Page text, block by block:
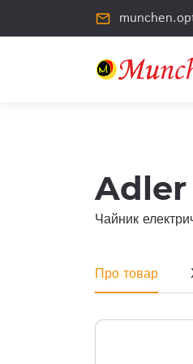
mail_outline
Adler
Чайник
Про товар